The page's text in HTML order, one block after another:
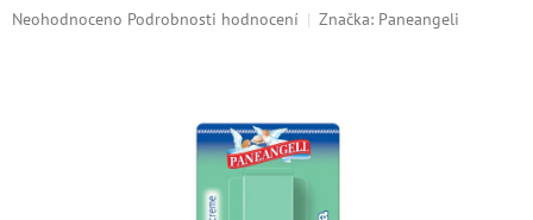
Průměrné
Neohodnoceno Podrobnosti hodnocení Značka: Paneangeli